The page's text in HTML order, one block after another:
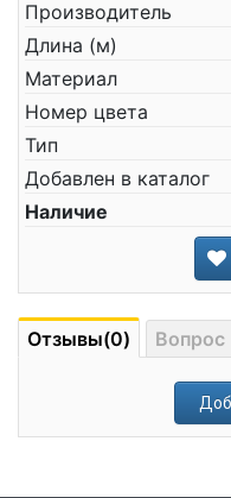
Производитель
Длина (м)
Материал
Номер цвета
Тип
Добавлен в каталог
Наличие
Отзывы(0) Вопрос